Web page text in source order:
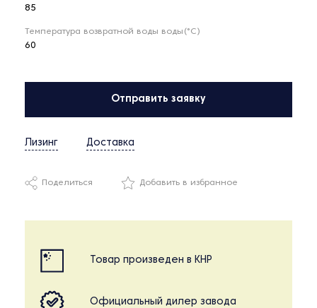
85
Температура возвратной воды воды(°С)
60
Отправить заявку
Лизинг Доставка
Поделиться Добавить в избранное
Товар произведен в КНР
Официальный дилер завода